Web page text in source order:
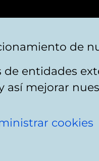
de
entidades
mejorar
cookies